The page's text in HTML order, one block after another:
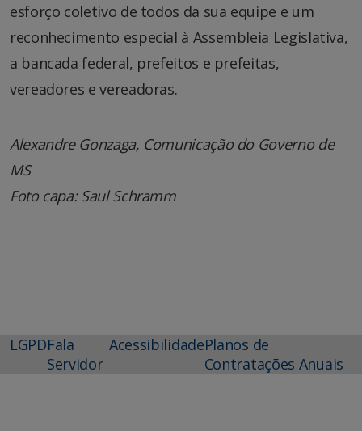
esforço coletivo de todos da sua equipe e um
reconhecimento especial à Assembleia Legislativa,
a bancada federal, prefeitos e prefeitas,
vereadores e vereadoras.
Alexandre Gonzaga, Comunicação do Governo de
MS
Foto capa: Saul Schramm
LGPDFala
Servidor
AcessibilidadePlanos de
Contratações Anuais